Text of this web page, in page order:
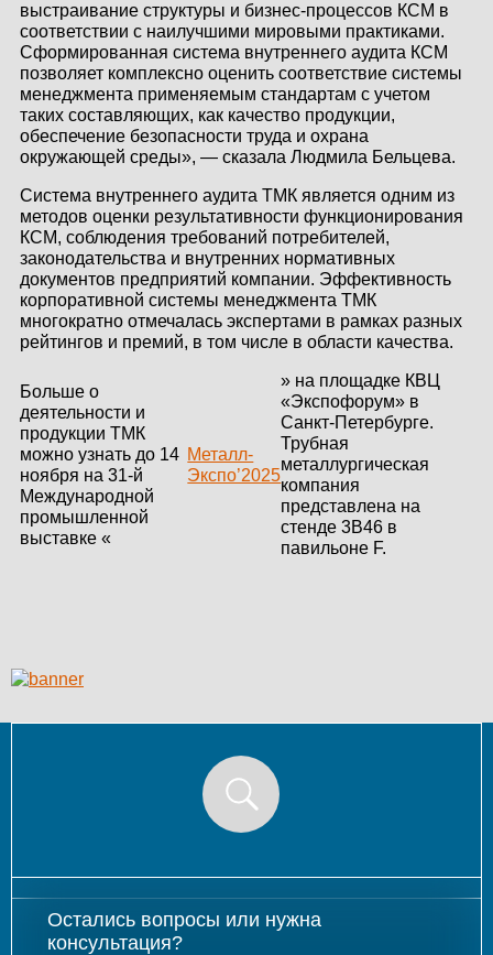
выстраивание структуры и бизнес-процессов КСМ в
соответствии с наилучшими мировыми практиками.
Сформированная система внутреннего аудита КСМ
позволяет комплексно оценить соответствие системы
менеджмента применяемым стандартам с учетом
таких составляющих, как качество продукции,
обеспечение безопасности труда и охрана
окружающей среды», — сказала Людмила Бельцева.
Система внутреннего аудита ТМК является одним из
методов оценки результативности функционирования
КСМ, соблюдения требований потребителей,
законодательства и внутренних нормативных
документов предприятий компании. Эффективность
корпоративной системы менеджмента ТМК
многократно отмечалась экспертами в рамках разных
рейтингов и премий, в том числе в области качества.
Больше о
деятельности и
продукции ТМК
можно узнать до 14
ноября на 31-й
Международной
промышленной
выставке «
Металл-
Экспо’2025
» на площадке КВЦ
«Экспофорум» в
Санкт-Петербурге.
Трубная
металлургическая
компания
представлена на
стенде 3B46 в
павильоне F.
Остались вопросы или нужна
консультация?